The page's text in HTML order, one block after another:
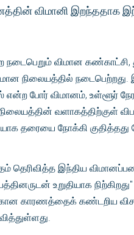
விமானி இறந்ததாக
விமான கண்காட்சி,
நிலையத்தில் நடைபெற்றது.
போர் விமானம், உள்ளூர்
வளாகத்திற்குள்
தரையை நோக்கி குதித்தது
தெரிவித்த இந்திய
உறுதியாக
காரணத்தைக் கண்டறிய